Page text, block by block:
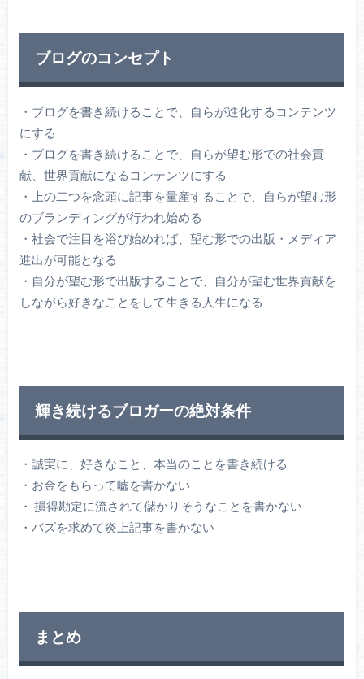
ブログのコンセプト
・ブログを書き続けることで、自らが進化するコンテンツ
にする
・ブログを書き続けることで、自らが望む形での社会貢
献、世界貢献になるコンテンツにする
・上の二つを念頭に記事を量産することで、自らが望む形
のブランディングが行われ始める
・社会で注目を浴び始めれば、望む形での出版・メディア
進出が可能となる
・自分が望む形で出版することで、自分が望む世界貢献を
しながら好きなことをして生きる人生になる
輝き続けるブロガーの絶対条件
・誠実に、好きなこと、本当のことを書き続ける
・お金をもらって嘘を書かない
・ 損得勘定に流されて儲かりそうなことを書かない
・バズを求めて炎上記事を書かない
まとめ